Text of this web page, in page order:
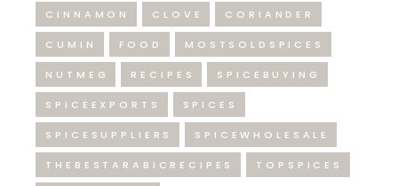
CINNAMON CLOVE CORIANDER
CUMIN FOOD MOSTSOLDSPICES
NUTMEG RECIPES SPICEBUYING
SPICEEXPORTS SPICES
SPICESUPPLIERS SPICEWHOLESALE
THEBESTARABICRECIPES TOPSPICES